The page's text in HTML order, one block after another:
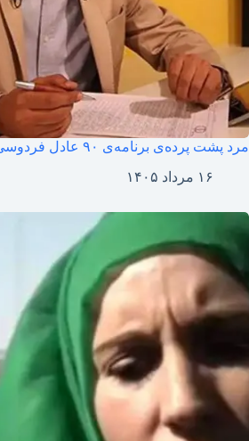
مرد پشت پرده‌ی برنامه‌ی ۹۰ عادل فردوسی‌پور که بود؟
۱۶ مرداد ۱۴۰۵